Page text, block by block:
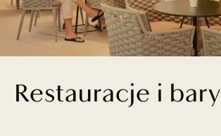
Restauracje i bary